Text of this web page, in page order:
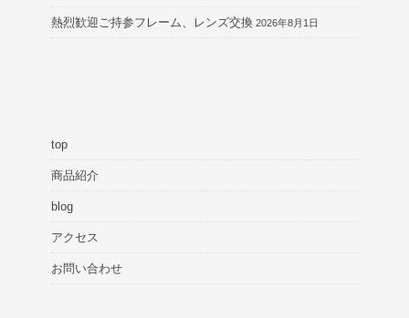
熱烈歓迎ご持参フレーム、レンズ交換 2026年8月1日
top
商品紹介
blog
アクセス
お問い合わせ